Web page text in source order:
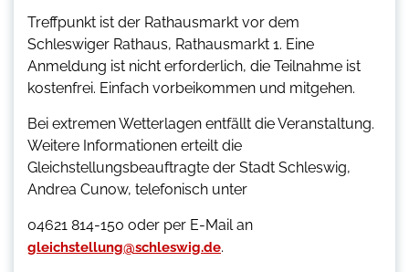
Treffpunkt ist der Rathausmarkt vor dem
Schleswiger Rathaus, Rathausmarkt 1. Eine
Anmeldung ist nicht erforderlich, die Teilnahme ist
kostenfrei. Einfach vorbeikommen und mitgehen.
Bei extremen Wetterlagen entfällt die Veranstaltung.
Weitere Informationen erteilt die
Gleichstellungsbeauftragte der Stadt Schleswig,
Andrea Cunow, telefonisch unter
04621 814-150 oder per E-Mail an
gleichstellung@schleswig.de.